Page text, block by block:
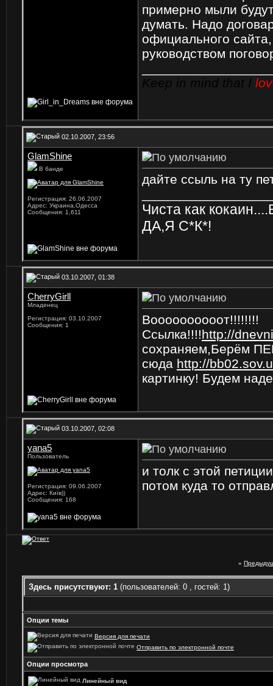
примерно мыли
думать. Надо
официального
руководством
Keep in mind that I
02.10.2007, 23:56
GlamShine
В банде
Регистрация: 26.06.2007
Адрес: Украина,Одесса
Сообщения: 1,611
дайте ссыль на ту
Чиста как
ДА,Я С*К*!
03.10.2007, 01:38
CherryGirll
Младенец
Регистрация: 03.10.2007
Сообщения: 1
Воооооооооот!!!!!!!!
Ссылка!!!!http://
сохраняем,Берём
сюда http://
картинку! Будем
03.10.2007, 02:08
yana5
Пользователь
Регистрация: 09.06.2007
Адрес: Київ))
Сообщения: 168
и толк с этой
потом куда то
«
Здесь присутствуют: 1 (пользователей: 0 , гостей: 1)
Опции темы
Версия для печати
Отправить по электронной почте
Опции просмотра
Линейный вид